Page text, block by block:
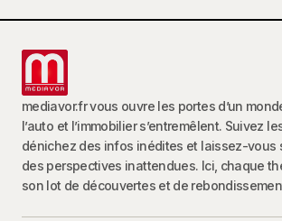
mediavor.fr vous ouvre les portes d’un
l’auto et l’immobilier s’entremêlent. Suivez
dénichez des infos inédites et laissez-vous
des perspectives inattendues. Ici, chaque
son lot de découvertes et de